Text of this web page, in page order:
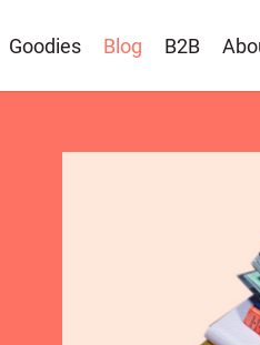
Goodies Blog B2B